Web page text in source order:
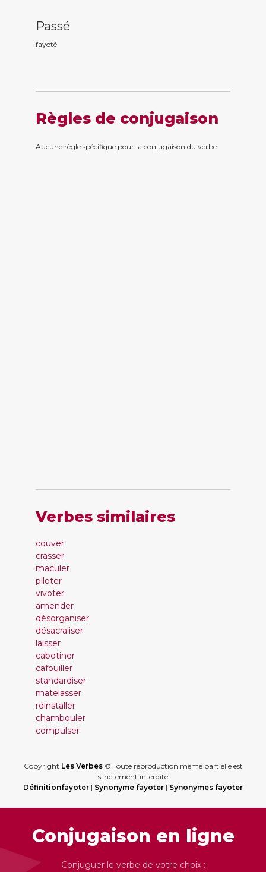
Passé
fayoté
Règles de conjugaison
Aucune règle spécifique pour la conjugaison du verbe
Verbes similaires
couver
crasser
maculer
piloter
vivoter
amender
désorganiser
désacraliser
laisser
cabotiner
cafouiller
standardiser
matelasser
réinstaller
chambouler
compulser
Copyright Les Verbes© Toute reproduction même partielle est
strictement interdite
Définitionfayoter | Synonyme fayoter | Synonymes fayoter
Conjugaison en ligne
Conjuguer le verbe de votre choix :